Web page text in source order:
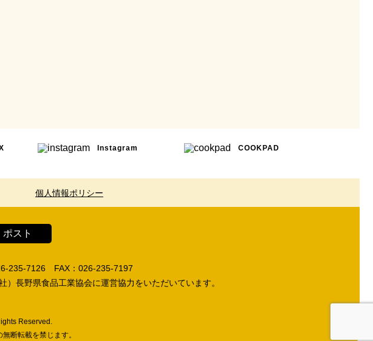
Instagram COOKPAD
個人情報ポリシー
ポスト
235-7126 FAX：026-235-7197
長野県食品工業協会に運営協力をいただいています。
Reserved.
断転載を禁じます。